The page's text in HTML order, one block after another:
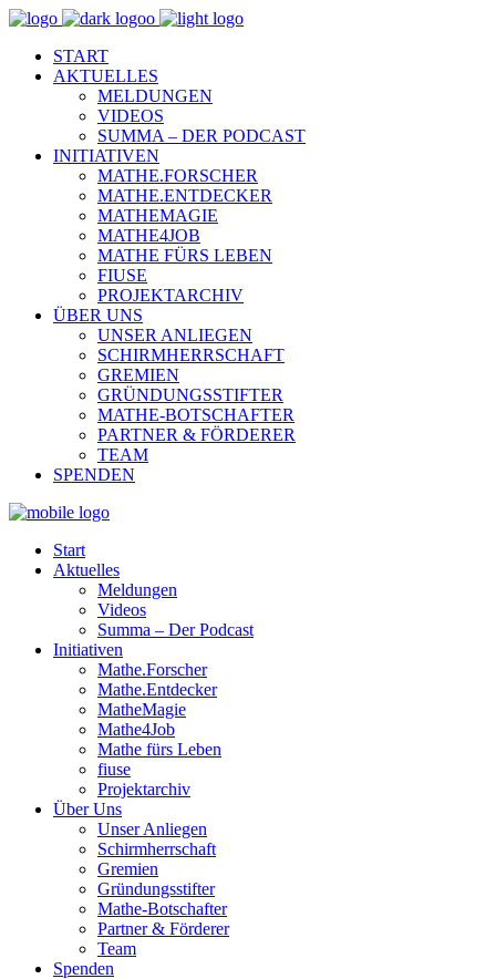
START
AKTUELLES
MELDUNGEN
VIDEOS
SUMMA – DER PODCAST
INITIATIVEN
MATHE.FORSCHER
MATHE.ENTDECKER
MATHEMAGIE
MATHE4JOB
MATHE FÜRS LEBEN
FIUSE
PROJEKTARCHIV
ÜBER UNS
UNSER ANLIEGEN
SCHIRMHERRSCHAFT
GREMIEN
GRÜNDUNGSSTIFTER
MATHE-BOTSCHAFTER
PARTNER & FÖRDERER
TEAM
SPENDEN
Start
Aktuelles
Meldungen
Videos
Summa – Der Podcast
Initiativen
Mathe.Forscher
Mathe.Entdecker
MatheMagie
Mathe4Job
Mathe fürs Leben
fiuse
Projektarchiv
Über Uns
Unser Anliegen
Schirmherrschaft
Gremien
Gründungsstifter
Mathe-Botschafter
Partner & Förderer
Team
Spenden